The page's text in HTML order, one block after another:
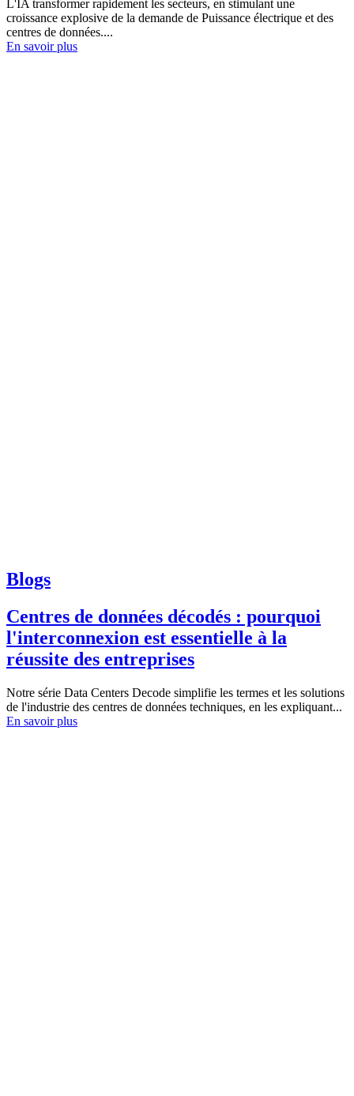
L'IA transformer rapidement les secteurs, en stimulant une
croissance explosive de la demande de Puissance électrique et des
centres de données....
En savoir plus
Blogs
Centres de données décodés : pourquoi
l'interconnexion est essentielle à la
réussite des entreprises
Notre série Data Centers Decode simplifie les termes et les solutions
de l'industrie des centres de données techniques, en les expliquant...
En savoir plus